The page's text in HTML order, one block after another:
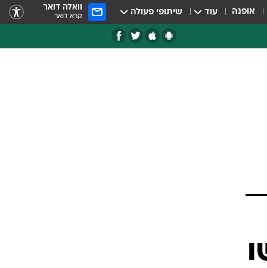
אופנה עוד שיתופי פעולה וואלה דואר
קרא דואר